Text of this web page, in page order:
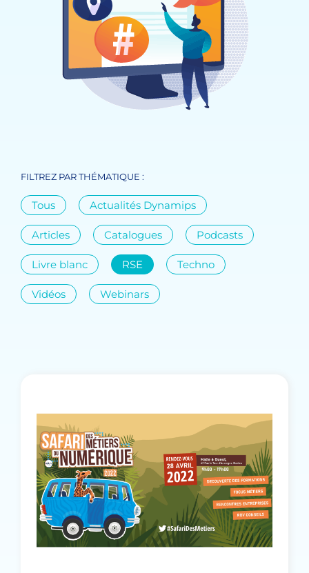
FILTREZ PAR THÉMATIQUE :
Tous Actualités Dynamips
Articles Catalogues Podcasts
Livre blanc RSE Techno
Vidéos Webinars